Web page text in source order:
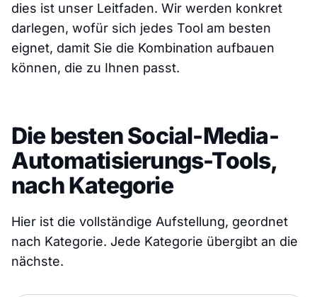
dies ist unser Leitfaden. Wir werden konkret
darlegen, wofür sich jedes Tool am besten
eignet, damit Sie die Kombination aufbauen
können, die zu Ihnen passt.
Die besten Social-Media-
Automatisierungs-Tools,
nach Kategorie
Hier ist die vollständige Aufstellung, geordnet
nach Kategorie. Jede Kategorie übergibt an die
nächste.